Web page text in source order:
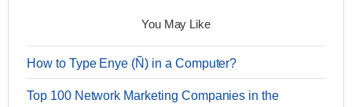
You May Like
How to Type Enye (Ñ) in a Computer?
Top 100 Network Marketing Companies in the